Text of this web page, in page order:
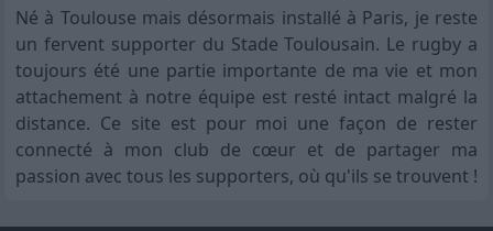
Né à Toulouse mais désormais installé à Paris, je reste
un fervent supporter du Stade Toulousain. Le rugby a
toujours été une partie importante de ma vie et mon
attachement à notre équipe est resté intact malgré la
distance. Ce site est pour moi une façon de rester
connecté à mon club de cœur et de partager ma
passion avec tous les supporters, où qu'ils se trouvent !